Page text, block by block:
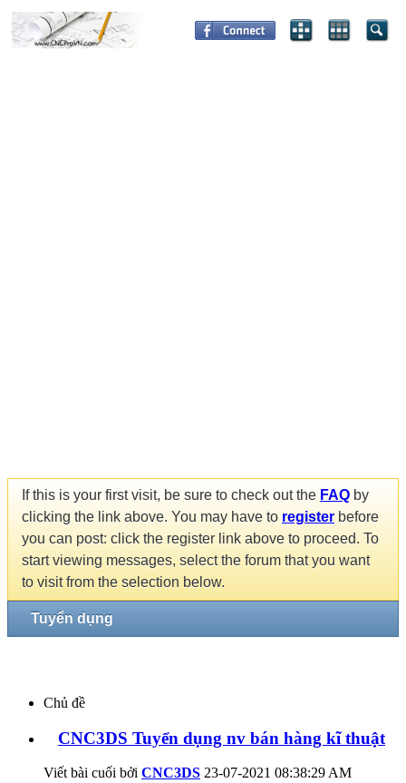
If this is your first visit, be sure to check out the FAQ by
clicking the link above. You may have to register before
you can post: click the register link above to proceed. To
start viewing messages, select the forum that you want
to visit from the selection below.
Tuyển dụng
Chủ đề
CNC3DS Tuyển dụng nv bán hàng kĩ thuật
Viết bài cuối bởi CNC3DS 23-07-2021 08:38:29 AM